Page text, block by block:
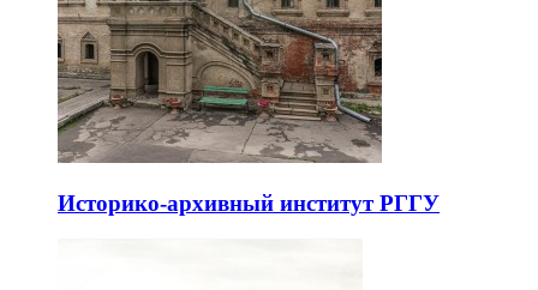
Историко-архивный институт РГГУ